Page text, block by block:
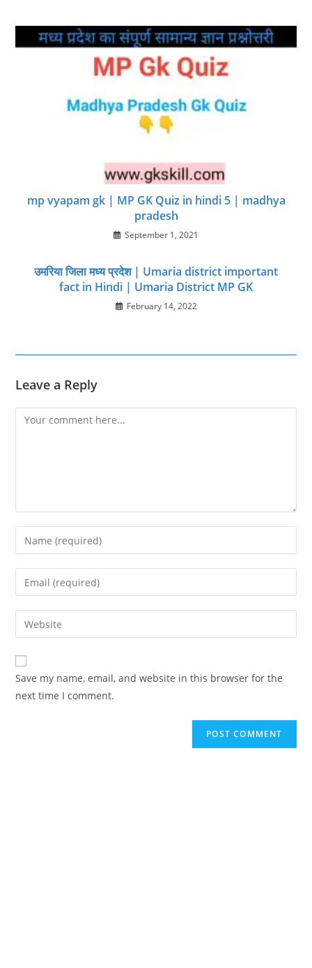
mp vyapam gk | MP GK Quiz in hindi 5 | madhya
pradesh
September 1, 2021
उमरिया जिला मध्य प्रदेश | Umaria district important
fact in Hindi | Umaria District MP GK
February 14, 2022
Leave a Reply
Comment
Enter
your
name
comment
Enter
your
email
address
comment
Enter
your
website
URL
(optional)
Save my name, email, and website in this browser for the
next time I comment.